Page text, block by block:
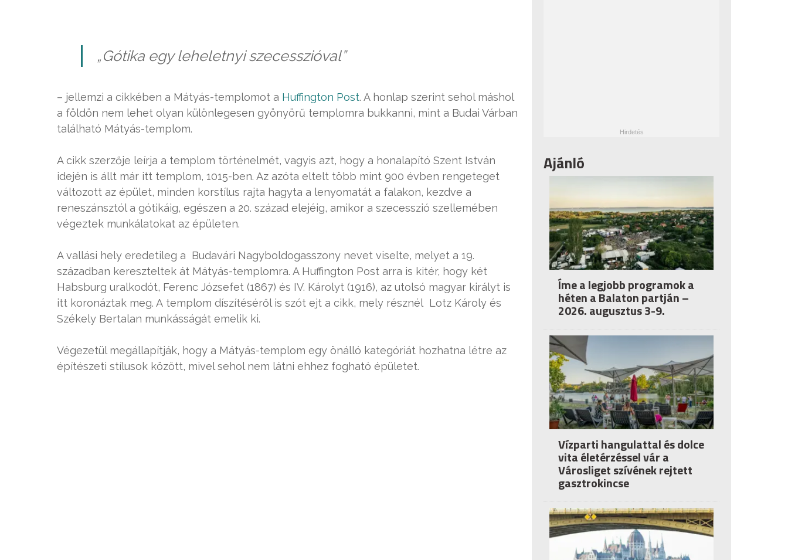
„Gótika egy leheletnyi szecesszióval”
– jellemzi a cikkében a Mátyás-templomot a Huffington Post. A honlap szerint sehol máshol
a földön nem lehet olyan különlegesen gyönyörű templomra bukkanni, mint a Budai Várban
található Mátyás-templom.
A cikk szerzője leírja a templom történelmét, vagyis azt, hogy a honalapító Szent István
idején is állt már itt templom, 1015-ben. Az azóta eltelt több mint 900 évben rengeteget
változott az épület, minden korstílus rajta hagyta a lenyomatát a falakon, kezdve a
reneszánsztól a gótikáig, egészen a 20. század elejéig, amikor a szecesszió szellemében
végeztek munkálatokat az épületen.
A vallási hely eredetileg a Budavári Nagyboldogasszony nevet viselte, melyet a 19.
században kereszteltek át Mátyás-templomra. A Huffington Post arra is kitér, hogy két
Habsburg uralkodót, Ferenc Józsefet (1867) és IV. Károlyt (1916), az utolsó magyar királyt is
itt koronáztak meg. A templom díszítéséről is szót ejt a cikk, mely résznél Lotz Károly és
Székely Bertalan munkásságát emelik ki.
Végezetül megállapítják, hogy a Mátyás-templom egy önálló kategóriát hozhatna létre az
építészeti stílusok között, mivel sehol nem látni ehhez fogható épületet.
Ajánló
Íme a legjobb programok a
héten a Balaton partján –
2026. augusztus 3-9.
Vízparti hangulattal és dolce
vita életérzéssel vár a
Városliget szívének rejtett
gasztrokincse